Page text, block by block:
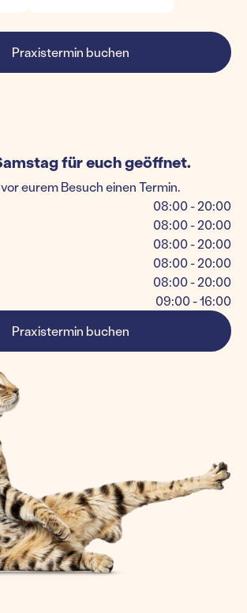
Praxistermin buchen
für euch geöffnet.
eurem Besuch einen Termin.
08:00 - 20:00
08:00 - 20:00
08:00 - 20:00
08:00 - 20:00
08:00 - 20:00
09:00 - 16:00
Praxistermin buchen